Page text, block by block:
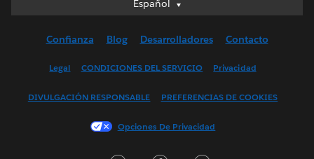
Español
English (UK)
Français (France)
Confianza Blog Desarrolladores Contacto
Legal CONDICIONES DEL SERVICIO Privacidad
DIVULGACIÓN RESPONSABLE PREFERENCIAS DE COOKIES
Opciones De Privacidad